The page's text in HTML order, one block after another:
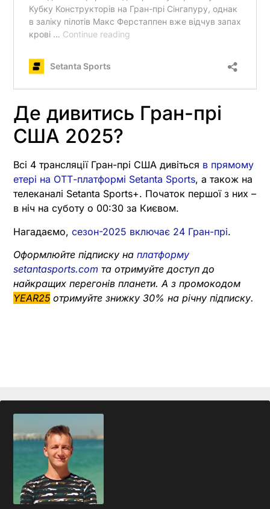
Де дивитись Гран-прі
США 2025?
Всі 4 трансляції Гран-прі США дивіться в прямому
етері на ОТТ-платформі Setanta Sports, а також на
телеканалі Setanta Sports+. Початок першої з них –
в ніч на суботу о 00:30 за Києвом.
Нагадаємо, сезон-2025 включає 24 Гран-прі.
Оформлюйте підписку на платформу
setantasports.com та отримуйте доступ до
найкращих перегонів планети. А з промокодом
YEAR25отримуйте знижку 30% на річну підписку.